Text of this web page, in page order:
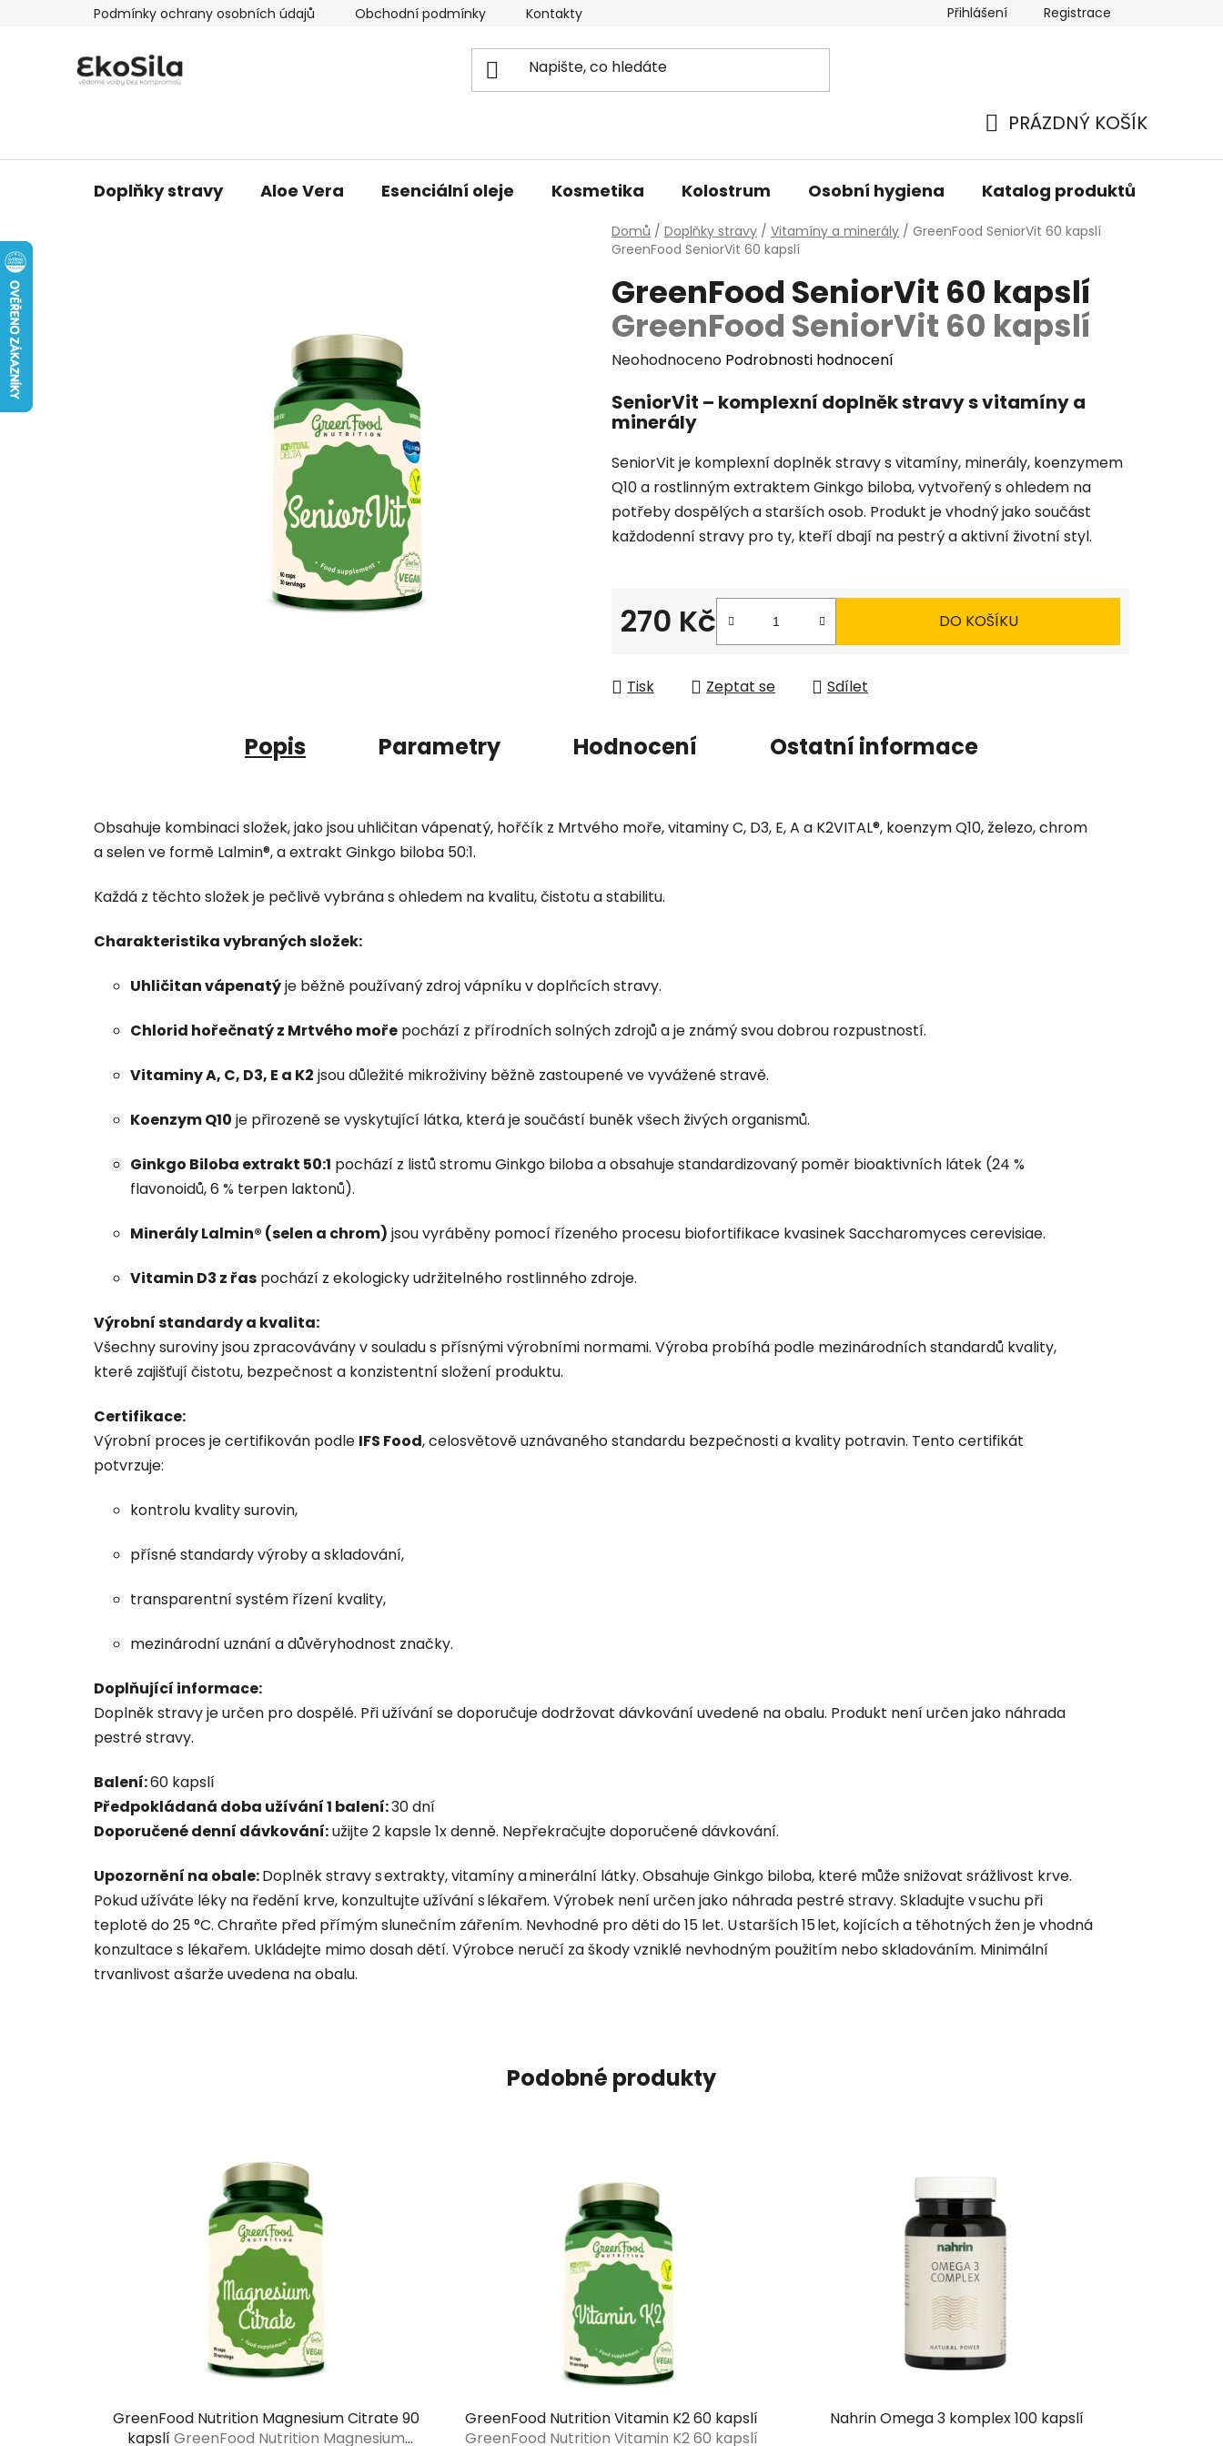
Podmínky ochrany osobních údajů Obchodní podmínky Kontakty Přihlášení Registrace
KOŠÍK
PRÁZDNÝ KOŠÍK
Doplňky stravy Aloe Vera Esenciální oleje Kosmetika Kolostrum Osobní hygiena Katalog produktů
Domů / Doplňky stravy / Vitamíny a minerály / GreenFood SeniorVit 60 kapslí
GreenFood SeniorVit 60 kapslí
GreenFood SeniorVit 60 kapslí
GreenFood SeniorVit 60 kapslí
Průměrné
produktu
je
0,0
z
5
hvězdiček.
Neohodnoceno Podrobnosti hodnocení
SeniorVit – komplexní doplněk stravy s vitamíny a
minerály
SeniorVit je komplexní doplněk stravy s vitamíny, minerály, koenzymem
Q10 a rostlinným extraktem Ginkgo biloba, vytvořený s ohledem na
potřeby dospělých a starších osob. Produkt je vhodný jako součást
každodenní stravy pro ty, kteří dbají na pestrý a aktivní životní styl.
270 Kč DO KOŠÍKU
Tisk Zeptat se Sdílet
Popis Parametry Hodnocení Ostatní informace
Obsahuje kombinaci složek, jako jsou uhličitan vápenatý, hořčík z Mrtvého moře, vitaminy C, D3, E, A a K2VITAL®, koenzym Q10, železo, chrom
a selen ve formě Lalmin®, a extrakt Ginkgo biloba 50:1.
Každá z těchto složek je pečlivě vybrána s ohledem na kvalitu, čistotu a stabilitu.
Charakteristika vybraných složek:
Uhličitan vápenatýje běžně používaný zdroj vápníku v doplňcích stravy.
Chlorid hořečnatý z Mrtvého moře pochází z přírodních solných zdrojů a je známý svou dobrou rozpustností.
Vitaminy A, C, D3, E a K2 jsou důležité mikroživiny běžně zastoupené ve vyvážené stravě.
Koenzym Q10 je přirozeně se vyskytující látka, která je součástí buněk všech živých organismů.
Ginkgo Biloba extrakt 50:1 pochází z listů stromu Ginkgo biloba a obsahuje standardizovaný poměr bioaktivních látek (24 %
flavonoidů, 6 % terpen laktonů).
Minerály Lalmin® (selen a chrom) jsou vyráběny pomocí řízeného procesu biofortifikace kvasinek Saccharomyces cerevisiae.
Vitamin D3 z řas pochází z ekologicky udržitelného rostlinného zdroje.
Výrobní standardy a kvalita:
Všechny suroviny jsou zpracovávány v souladu s přísnými výrobními normami. Výroba probíhá podle mezinárodních standardů kvality,
které zajišťují čistotu, bezpečnost a konzistentní složení produktu.
Certifikace:
Výrobní proces je certifikován podle IFS Food, celosvětově uznávaného standardu bezpečnosti a kvality potravin. Tento certifikát
potvrzuje:
kontrolu kvality surovin,
přísné standardy výroby a skladování,
transparentní systém řízení kvality,
mezinárodní uznání a důvěryhodnost značky.
Doplňující informace:
Doplněk stravy je určen pro dospělé. Při užívání se doporučuje dodržovat dávkování uvedené na obalu. Produkt není určen jako náhrada
pestré stravy.
Balení:60 kapslí
Předpokládaná doba užívání 1 balení:30 dní
Doporučené denní dávkování:užijte 2 kapsle 1x denně. Nepřekračujte doporučené dávkování.
Upozornění na obale:Doplněk stravy s extrakty, vitamíny a minerální látky. Obsahuje Ginkgo biloba, které může snižovat srážlivost krve.
Pokud užíváte léky na ředění krve, konzultujte užívání s lékařem. Výrobek není určen jako náhrada pestré stravy. Skladujte v suchu při
teplotě do 25 °C. Chraňte před přímým slunečním zářením. Nevhodné pro děti do 15 let. U starších 15 let, kojících a těhotných žen je vhodná
konzultace s lékařem. Ukládejte mimo dosah dětí. Výrobce neručí za škody vzniklé nevhodným použitím nebo skladováním. Minimální
trvanlivost a šarže uvedena na obalu.
Podobné produkty
GreenFood Nutrition Magnesium Citrate 90
kapslíGreenFood Nutrition Magnesium
GreenFood Nutrition Vitamin K2 60 kapslí
GreenFood Nutrition Vitamin K2 60 kapslí
Nahrin Omega 3 komplex 100 kapslí